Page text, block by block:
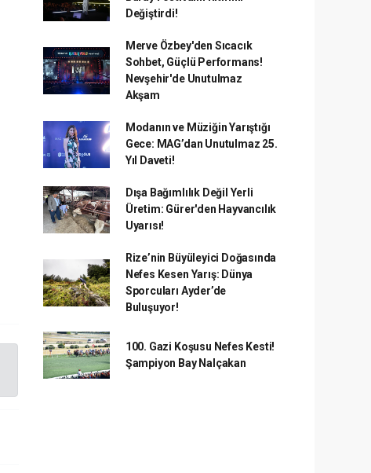
Değiştirdi!
Merve Özbey'den Sıcacık
Sohbet, Güçlü Performans!
Nevşehir'de Unutulmaz
Akşam
Modanın ve Müziğin Yarıştığı
Gece: MAG’dan Unutulmaz 25.
Yıl Daveti!
Dışa Bağımlılık Değil Yerli
Üretim: Gürer'den Hayvancılık
Uyarısı!
Rize’nin Büyüleyici Doğasında
Nefes Kesen Yarış: Dünya
Sporcuları Ayder’de
Buluşuyor!
100. Gazi Koşusu Nefes Kesti!
Şampiyon Bay Nalçakan